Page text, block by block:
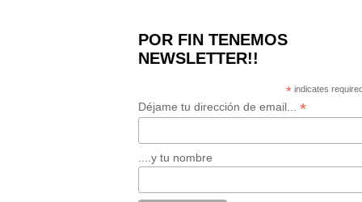
POR FIN TENEMOS
NEWSLETTER!!
* indicates
Déjame tu dirección de email... *
....y tu nombre